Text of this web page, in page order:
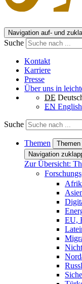
Navigation auf- und
Suche
Kontakt
Karriere
Presse
Über uns in
DE
EN English
Suche
Themen
Themen
Navigation
Zur Übersicht:
EU,